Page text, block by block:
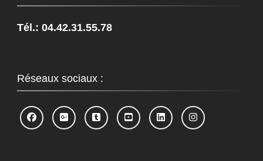
Tél.: 04.42.31.55.78
Réseaux sociaux :